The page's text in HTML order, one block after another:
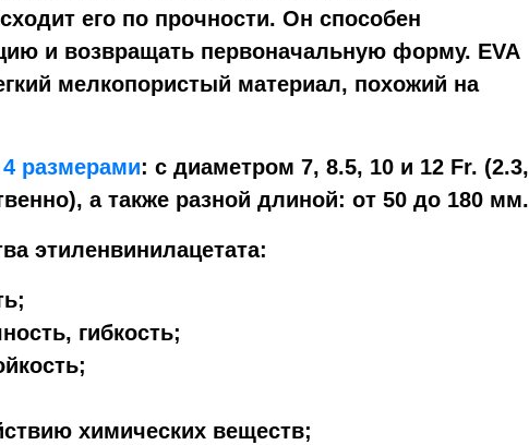
его по прочности. Он способен
и возвращать первоначальную форму. EVA
мелкопористый материал, похожий на
размерами: с диаметром 7, 8.5, 10 и 12 Fr. (2.3,
а также разной длиной: от 50 до 180 мм.
этиленвинилацетата:
гибкость;
химических веществ;